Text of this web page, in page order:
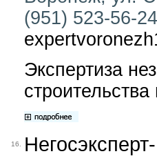
(951) 523-56-
Экспертиза
16.